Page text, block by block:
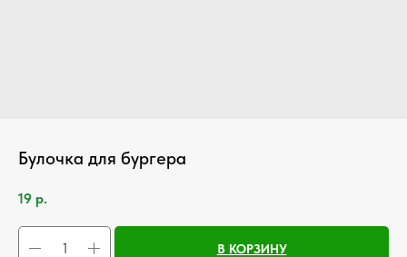
Булочка для бургера
19 р.
В КОРЗИНУ